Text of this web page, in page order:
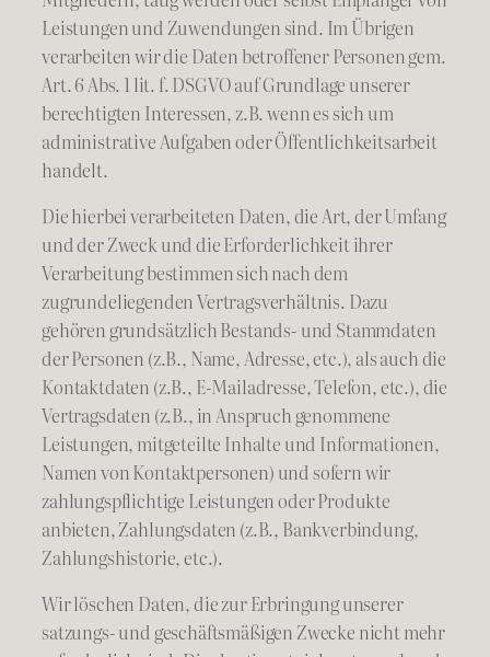
Leistungen und Zuwendungen sind. Im Übrigen
verarbeiten wir die Daten betroffener Personen gem.
Art. 6 Abs. 1 lit. f. DSGVO auf Grundlage unserer
berechtigten Interessen, z.B. wenn es sich um
administrative Aufgaben oder Öffentlichkeitsarbeit
handelt.
Die hierbei verarbeiteten Daten, die Art, der Umfang
und der Zweck und die Erforderlichkeit ihrer
Verarbeitung bestimmen sich nach dem
zugrundeliegenden Vertragsverhältnis. Dazu
gehören grundsätzlich Bestands- und Stammdaten
der Personen (z.B., Name, Adresse, etc.), als auch die
Kontaktdaten (z.B., E-Mailadresse, Telefon, etc.), die
Vertragsdaten (z.B., in Anspruch genommene
Leistungen, mitgeteilte Inhalte und Informationen,
Namen von Kontaktpersonen) und sofern wir
zahlungspflichtige Leistungen oder Produkte
anbieten, Zahlungsdaten (z.B., Bankverbindung,
Zahlungshistorie, etc.).
Wir löschen Daten, die zur Erbringung unserer
satzungs- und geschäftsmäßigen Zwecke nicht mehr